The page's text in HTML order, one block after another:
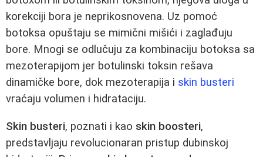
korekciji bora je neprikosnovena. Uz pomoć
botoksa opuštaju se mimični mišići i zaglađuju
bore. Mnogi se odlučuju za kombinaciju botoksa sa
mezoterapijom jer botulinski toksin rešava
dinamičke bore, dok mezoterapija i skin busteri
vraćaju volumen i hidrataciju.
Skin busteri, poznati i kao skin boosteri,
predstavljaju revolucionaran pristup dubinskoj